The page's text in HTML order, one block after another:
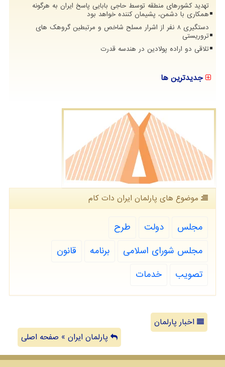
تهدید کشورهای منطقه توسط حاجی بابایی پاسخ ایران به هرگونه
همکاری با دشمن، پشیمان کننده خواهد بود
دستگیری 8 نفر از اشرار مسلح شاخص و مرتبطین گروهک های
تروریستی
تلاقی دو اراده پولادین در هندسه قدرت
جدیدترین ها
موضوع های پارلمان ایران دات كام
مجلس دولت
طرح
مجلس شورای اسلامی
برنامه
قانون
تصویب
خدمات
اخبار پارلمان
پارلمان ایران » صفحه اصلی